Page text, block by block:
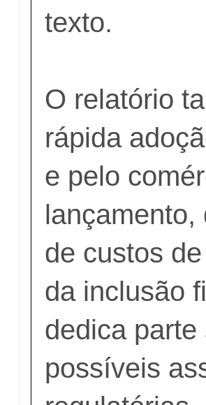
texto.
O relatório
rápida
e pelo
lançamento,
de custos
da inclusão
dedica
possíveis